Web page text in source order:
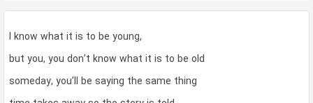
I know what it is to be young,
but you, you don’t know what it is to be old
someday, you’ll be saying the same thing